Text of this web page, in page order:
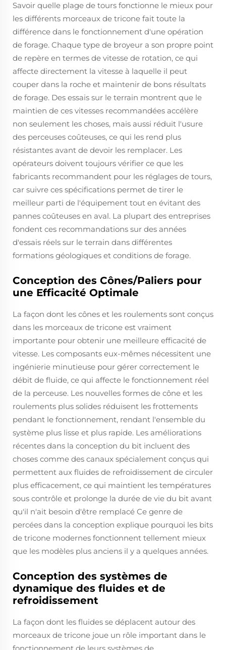
Savoir quelle plage de tours fonctionne le mieux pour
les différents morceaux de tricone fait toute la
différence dans le fonctionnement d'une opération
de forage. Chaque type de broyeur a son propre point
de repère en termes de vitesse de rotation, ce qui
affecte directement la vitesse à laquelle il peut
couper dans la roche et maintenir de bons résultats
de forage. Des essais sur le terrain montrent que le
maintien de ces vitesses recommandées accélère
non seulement les choses, mais aussi réduit l'usure
des perceuses coûteuses, ce qui les rend plus
résistantes avant de devoir les remplacer. Les
opérateurs doivent toujours vérifier ce que les
fabricants recommandent pour les réglages de tours,
car suivre ces spécifications permet de tirer le
meilleur parti de l'équipement tout en évitant des
pannes coûteuses en aval. La plupart des entreprises
fondent ces recommandations sur des années
d'essais réels sur le terrain dans différentes
formations géologiques et conditions de forage.
Conception des Cônes/Paliers pour
une Efficacité Optimale
La façon dont les cônes et les roulements sont conçus
dans les morceaux de tricone est vraiment
importante pour obtenir une meilleure efficacité de
vitesse. Les composants eux-mêmes nécessitent une
ingénierie minutieuse pour gérer correctement le
débit de fluide, ce qui affecte le fonctionnement réel
de la perceuse. Les nouvelles formes de cône et les
roulements plus solides réduisent les frottements
pendant le fonctionnement, rendant l'ensemble du
système plus lisse et plus rapide. Les améliorations
récentes dans la conception du bit incluent des
choses comme des canaux spécialement conçus qui
permettent aux fluides de refroidissement de circuler
plus efficacement, ce qui maintient les températures
sous contrôle et prolonge la durée de vie du bit avant
qu'il n'ait besoin d'être remplacé Ce genre de
percées dans la conception explique pourquoi les bits
de tricone modernes fonctionnent tellement mieux
que les modèles plus anciens il y a quelques années.
Conception des systèmes de
dynamique des fluides et de
refroidissement
La façon dont les fluides se déplacent autour des
morceaux de tricone joue un rôle important dans le